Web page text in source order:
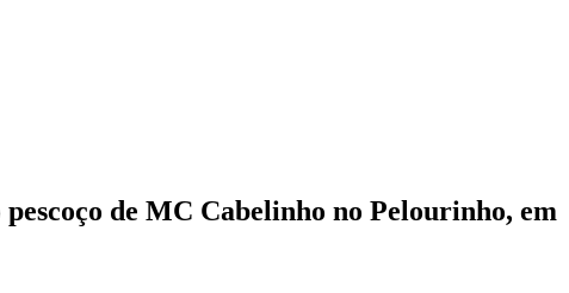
de MC Cabelinho no Pelourinho, em